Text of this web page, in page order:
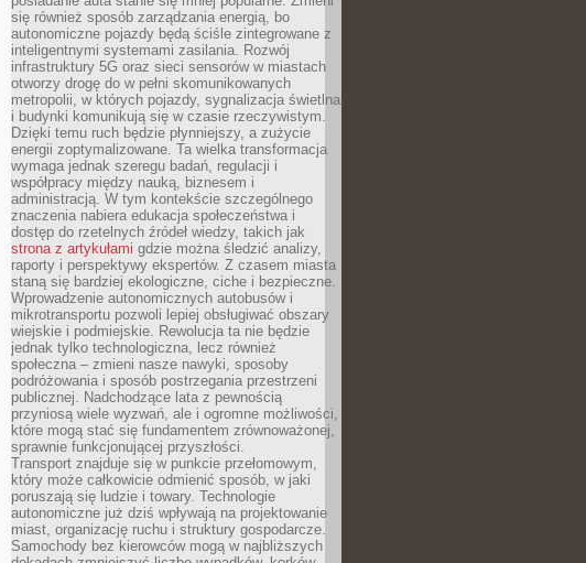
się również sposób zarządzania energią, bo
autonomiczne pojazdy będą ściśle zintegrowane z
inteligentnymi systemami zasilania. Rozwój
infrastruktury 5G oraz sieci sensorów w miastach
otworzy drogę do w pełni skomunikowanych
metropolii, w których pojazdy, sygnalizacja świetlna
i budynki komunikują się w czasie rzeczywistym.
Dzięki temu ruch będzie płynniejszy, a zużycie
energii zoptymalizowane. Ta wielka transformacja
wymaga jednak szeregu badań, regulacji i
współpracy między nauką, biznesem i
administracją. W tym kontekście szczególnego
znaczenia nabiera edukacja społeczeństwa i
dostęp do rzetelnych źródeł wiedzy, takich jak
strona z artykułami gdzie można śledzić analizy,
raporty i perspektywy ekspertów. Z czasem miasta
staną się bardziej ekologiczne, ciche i bezpieczne.
Wprowadzenie autonomicznych autobusów i
mikrotransportu pozwoli lepiej obsługiwać obszary
wiejskie i podmiejskie. Rewolucja ta nie będzie
jednak tylko technologiczna, lecz również
społeczna – zmieni nasze nawyki, sposoby
podróżowania i sposób postrzegania przestrzeni
publicznej. Nadchodzące lata z pewnością
przyniosą wiele wyzwań, ale i ogromne możliwości,
które mogą stać się fundamentem zrównoważonej,
sprawnie funkcjonującej przyszłości.
Transport znajduje się w punkcie przełomowym,
który może całkowicie odmienić sposób, w jaki
poruszają się ludzie i towary. Technologie
autonomiczne już dziś wpływają na projektowanie
miast, organizację ruchu i struktury gospodarcze.
Samochody bez kierowców mogą w najbliższych